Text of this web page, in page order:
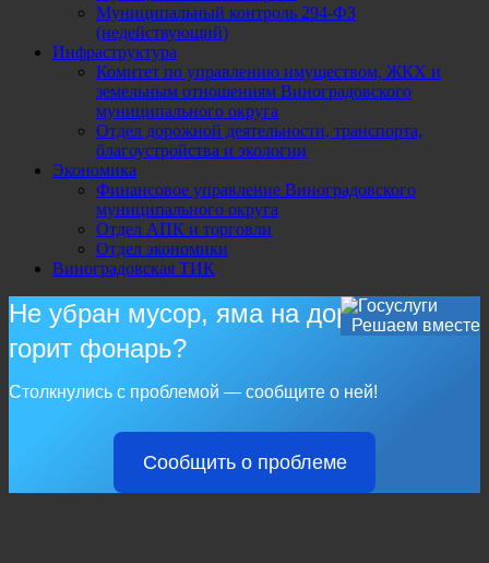
Муниципальный контроль 294-ФЗ
(недействующий)
Инфраструктура
Комитет по управлению имуществом, ЖКХ и
земельным отношениям Виноградовского
муниципального округа
Отдел дорожной деятельности, транспорта,
благоустройства и экологии
Экономика
Финансовое управление Виноградовского
муниципального округа
Отдел АПК и торговли
Отдел экономики
Виноградовская ТИК
Решаем вместе
Не убран мусор, яма на дороге, не
горит фонарь?
Столкнулись с проблемой — сообщите о ней!
Сообщить о проблеме